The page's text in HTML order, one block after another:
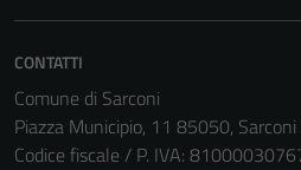
CONTATTI
Comune di Sarconi
Piazza Municipio, 11 85050, Sarconi
Codice fiscale / P. IVA: